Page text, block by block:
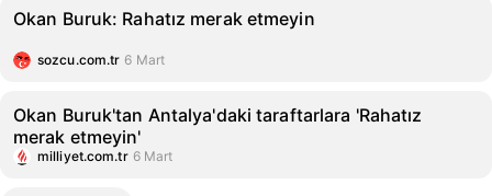
Okan Buruk: Rahatız merak etmeyin
sozcu.com.tr 6 Mart
Okan Buruk'tan Antalya'daki taraftarlara 'Rahatız
merak etmeyin'
milliyet.com.tr 6 Mart